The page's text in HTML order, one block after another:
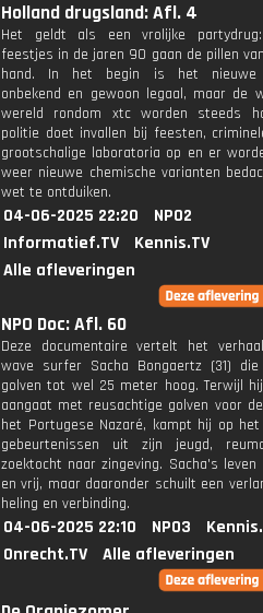
Holland drugsland: Afl. 4
Het geldt als een vrolijke
feestjes in de jaren 90 gaan de pillen
hand. In het begin is het nieuwe
onbekend en gewoon legaal, maar de
wereld rondom xtc worden steeds
politie doet invallen bij feesten,
grootschalige laboratoria op en er
weer nieuwe chemische varianten
wet te ontduiken.
04-06-2025 22:20
NPO2
Informatief.TV
Kennis.TV
Alle afleveringen
NPO Doc: Afl. 60
Deze documentaire vertelt het
wave surfer Sacha Bongaertz (31)
golven tot wel 25 meter hoog. Terwijl
aangaat met reusachtige golven voor
het Portugese Nazaré, kampt hij op
gebeurtenissen uit zijn jeugd,
zoektocht naar zingeving. Sacha's
en vrij, maar daaronder schuilt een
heling en verbinding.
04-06-2025 22:10 NPO3
Onrecht.TV
Alle afleveringen